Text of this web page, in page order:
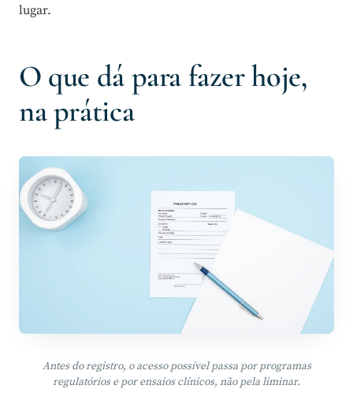
lugar.
O que dá para fazer hoje,
na prática
Antes do registro, o acesso possível passa por programas
regulatórios e por ensaios clínicos, não pela liminar.